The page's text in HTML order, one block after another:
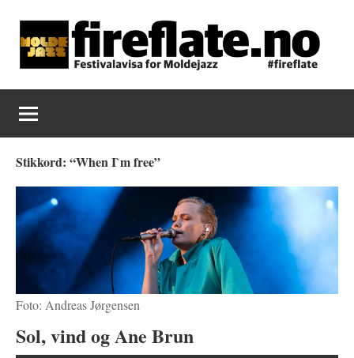
content
Fireflate
Stikkord: “When I`m free”
Foto: Andreas Jørgensen
Sol, vind og Ane Brun